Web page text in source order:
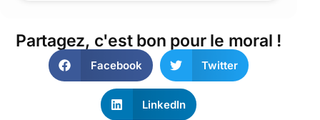
Partagez, c'est bon pour le moral !
Facebook Twitter
LinkedIn